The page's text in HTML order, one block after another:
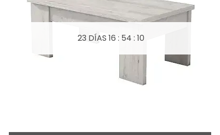
23 DÍAS 16 : 54 : 09